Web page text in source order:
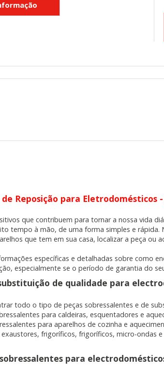
de Reposição para Eletrodomésticos
que contribuem para tornar a nossa vida
tempo à mão, de uma forma simples e
que tem em sua casa, localizar a peça ou
específicas e detalhadas sobre como
especialmente se o período de garantia do
de qualidade para
todo o tipo de peças sobressalentes e de
para caldeiras, esquentadores e
para aparelhos de cozinha e
frigoríficos, frigoríficos, micro-ondas
para
se pueden desactivar en nuestros sistemas.
para poder evaluar el rendimiento de nuestro
cómo los visitantes navegan por el sitio. Toda la
por nuestros socios publicitarios. Pueden ser
relevantes en otros sitios. No almacenan
y dispositivo de Internet.